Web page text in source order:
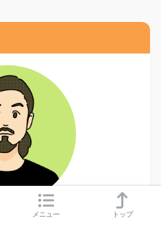
、私が「本当におすすめ
メニュー トップ